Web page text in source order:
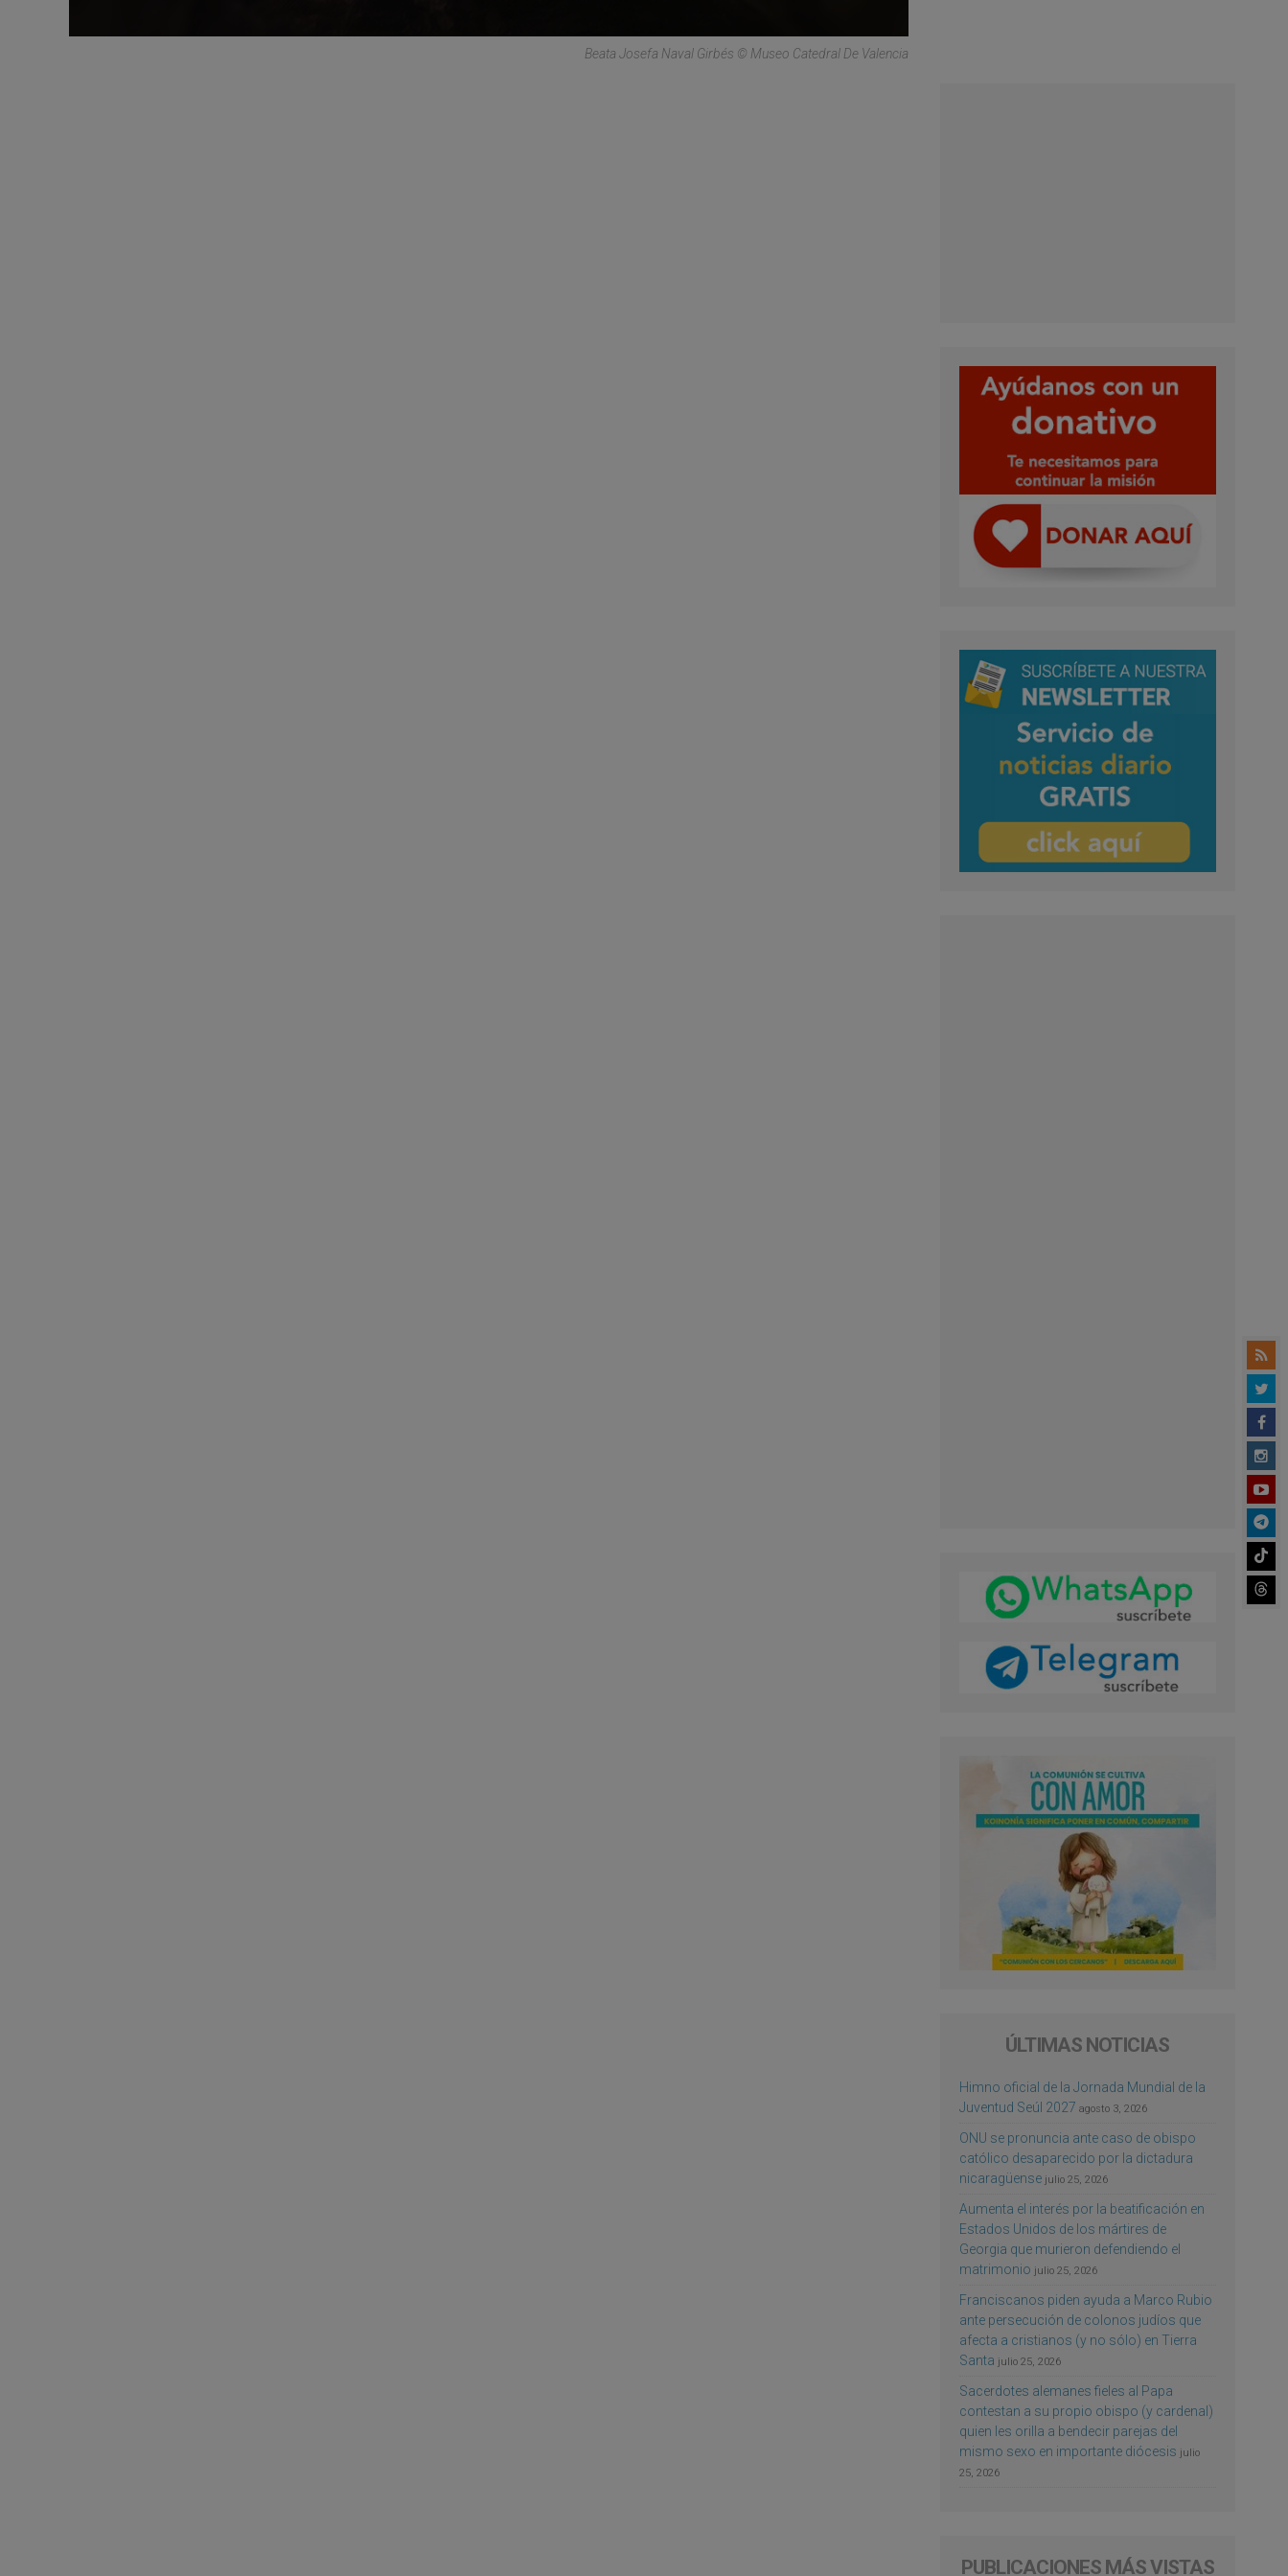
Beata Josefa Naval Girbés © Museo Catedral De Valencia
ÚLTIMAS NOTICIAS
Himno oficial de la Jornada Mundial de la
Juventud Seúl 2027 agosto 3, 2026
ONU se pronuncia ante caso de obispo
católico desaparecido por la dictadura
nicaragüense julio 25, 2026
Aumenta el interés por la beatificación en
Estados Unidos de los mártires de
Georgia que murieron defendiendo el
matrimonio julio 25, 2026
Franciscanos piden ayuda a Marco Rubio
ante persecución de colonos judíos que
afecta a cristianos (y no sólo) en Tierra
Santa julio 25, 2026
Sacerdotes alemanes fieles al Papa
contestan a su propio obispo (y cardenal)
quien les orilla a bendecir parejas del
mismo sexo en importante diócesis julio
25, 2026
PUBLICACIONES MÁS VISTAS